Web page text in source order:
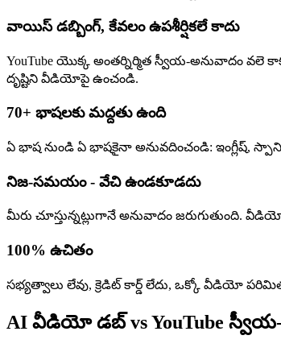
వాయిస్ డబ్బింగ్, కేవలం ఉపశీర్షికలే కాదు
YouTube యొక్క అంతర్నిర్మిత స్వీయ-అనువాదం వలె
దృష్టిని వీడియోపై ఉంచండి.
70+ భాషలకు మద్దతు ఉంది
ఏ భాష నుండి ఏ భాషకైనా అనువదించండి: ఇంగ్లీష్,
నిజ-సమయం - వేచి ఉండకూడదు
మీరు చూస్తున్నట్లుగానే అనువాదం జరుగుతుంది.
100% ఉచితం
సభ్యత్వాలు లేవు, క్రెడిట్ కార్డ్ లేదు, ఒక్కో వీడియో
AI వీడియో డబ్ vs YouTube